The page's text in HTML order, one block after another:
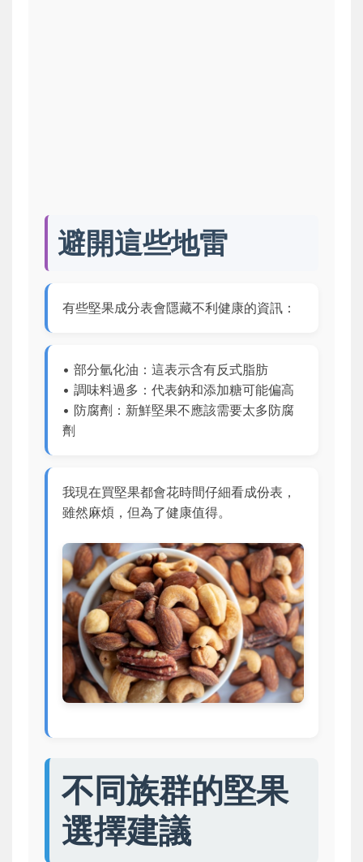
避開這些地雷
有些堅果成分表會隱藏不利健康的資訊：
• 部分氫化油：這表示含有反式脂肪
• 調味料過多：代表鈉和添加糖可能偏高
• 防腐劑：新鮮堅果不應該需要太多防腐
劑
我現在買堅果都會花時間仔細看成份表，
雖然麻煩，但為了健康值得。
不同族群的堅果
選擇建議